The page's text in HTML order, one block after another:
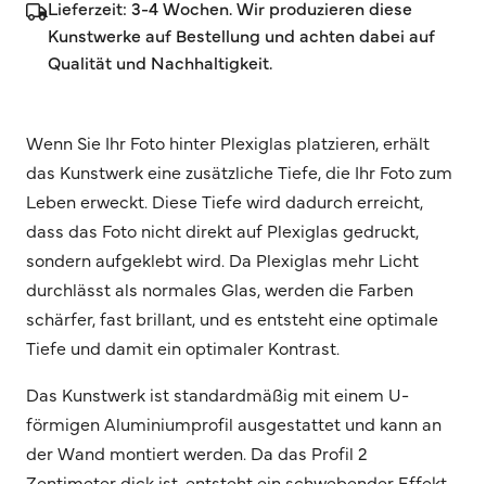
Lieferzeit: 3-4 Wochen. Wir produzieren diese
Kunstwerke auf Bestellung und achten dabei auf
Qualität und Nachhaltigkeit.
Wenn Sie Ihr Foto hinter Plexiglas platzieren, erhält
das Kunstwerk eine zusätzliche Tiefe, die Ihr Foto zum
Leben erweckt. Diese Tiefe wird dadurch erreicht,
dass das Foto nicht direkt auf Plexiglas gedruckt,
sondern aufgeklebt wird. Da Plexiglas mehr Licht
durchlässt als normales Glas, werden die Farben
schärfer, fast brillant, und es entsteht eine optimale
Tiefe und damit ein optimaler Kontrast.
Das Kunstwerk ist standardmäßig mit einem U-
förmigen Aluminiumprofil ausgestattet und kann an
der Wand montiert werden. Da das Profil 2